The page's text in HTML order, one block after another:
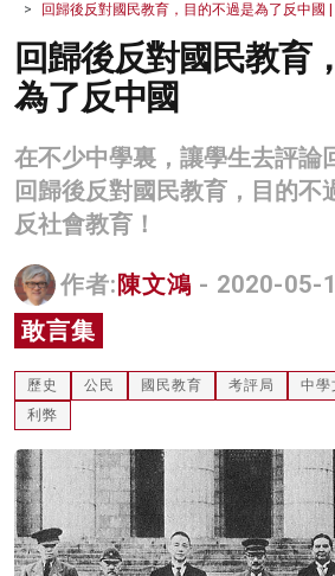
生活
健康
商業
科技
影片
名家榜
灼見活動
回歸後反對國民教育，目的不過是為了反中國
回歸後反對國民教育
為了反中國
在不少中學裏，讓學生去評論
回歸後反對國民教育，目的不
反社會教育！
作者: 陳文鴻 - 2020-05-
敢言集
歷史 公民 國民教育 考評局 中學
利弊